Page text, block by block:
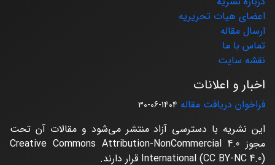
اعضای هیات تحریریه
ارسال مقاله
تماس با ما
نقشه سایت
اخبار و اعلانات
فراخوان دریافت مقاله 1404-06-30
این نشریه با دسترسی آزاد منتشر می‌شود و مقالات آن تحت
مجوز Creative Commons Attribution-NonCommercial 4.0
International (CC BY-NC 4.0) قرار دارند.